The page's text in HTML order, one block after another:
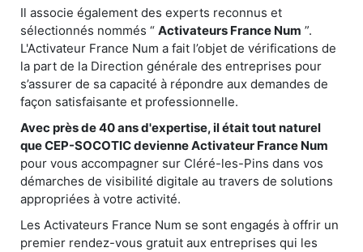
Il associe également des experts reconnus et
sélectionnés nommés “ Activateurs France Num ”.
L'Activateur France Num a fait l’objet de vérifications de
la part de la Direction générale des entreprises pour
s’assurer de sa capacité à répondre aux demandes de
façon satisfaisante et professionnelle.
Avec près de 40 ans d'expertise, il était tout naturel
que CEP-SOCOTIC devienne Activateur France Num
pour vous accompagner sur Cléré-les-Pins dans vos
démarches de visibilité digitale au travers de solutions
appropriées à votre activité.
Les Activateurs France Num se sont engagés à offrir un
premier rendez-vous gratuit aux entreprises qui les